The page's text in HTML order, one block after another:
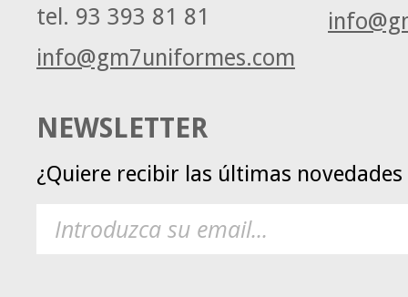
tel. 93 393 81 81
info@gm7uniformes.com
NEWSLETTER
¿Quiere recibir las últimas